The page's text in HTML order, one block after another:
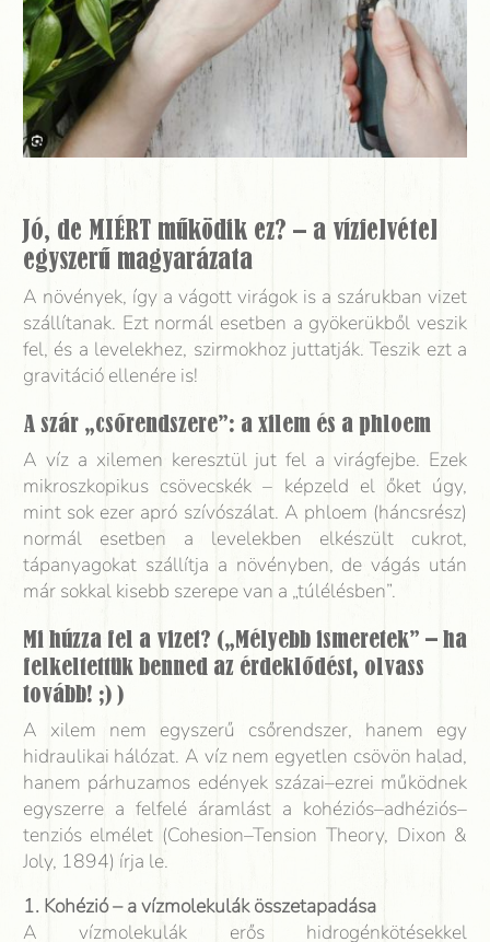
Jó, de MIÉRT működik ez? – a vízfelvétel
egyszerű magyarázata
A növények, így a vágott virágok is a szárukban vizet
szállítanak. Ezt normál esetben a gyökerükből veszik
fel, és a levelekhez, szirmokhoz juttatják. Teszik ezt a
gravitáció ellenére is!
A szár „csőrendszere”: a xilem és a phloem
A víz a xilemen keresztül jut fel a virágfejbe. Ezek
mikroszkopikus csövecskék – képzeld el őket úgy,
mint sok ezer apró szívószálat. A phloem (háncsrész)
normál esetben a levelekben elkészült cukrot,
tápanyagokat szállítja a növényben, de vágás után
már sokkal kisebb szerepe van a „túlélésben”.
Mi húzza fel a vizet? („Mélyebb ismeretek” – ha
felkeltettük benned az érdeklődést, olvass
tovább! ;) )
A xilem nem egyszerű csőrendszer, hanem egy
hidraulikai hálózat. A víz nem egyetlen csövön halad,
hanem párhuzamos edények százai–ezrei működnek
egyszerre a felfelé áramlást a kohéziós–adhéziós–
tenziós elmélet (Cohesion–Tension Theory, Dixon &
Joly, 1894) írja le.
1. Kohézió – a vízmolekulák összetapadása
A vízmolekulák erős hidrogénkötésekkel